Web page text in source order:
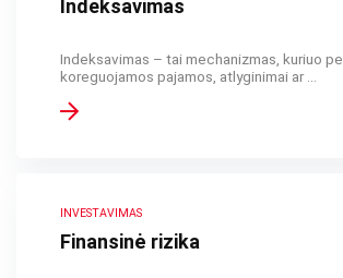
Indeksavimas
Indeksavimas – tai mechanizmas, kuriuo
koreguojamos pajamos, atlyginimai ar ...
INVESTAVIMAS
Finansinė rizika